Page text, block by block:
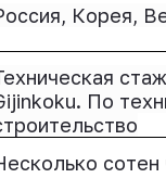
Корея,
. По
сотен